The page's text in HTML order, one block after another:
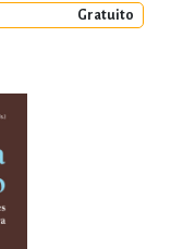
Gratuito